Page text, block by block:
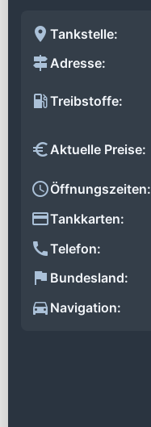
Tankstelle:
Adresse:
Treibstoffe:
Aktuelle Preise:
Öffnungszeiten:
Tankkarten:
Telefon:
Bundesland:
Navigation: